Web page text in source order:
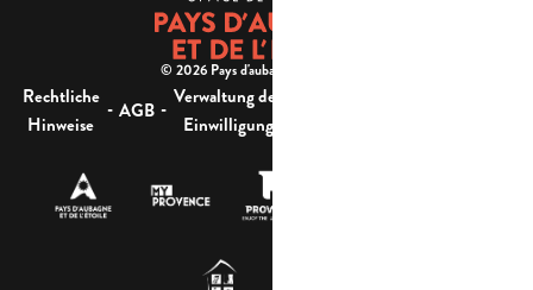
© 2026 Pays d'aubagne et de l'étoile -
Rechtliche
Hinweise
- AGB - Verwaltung der
Einwilligung